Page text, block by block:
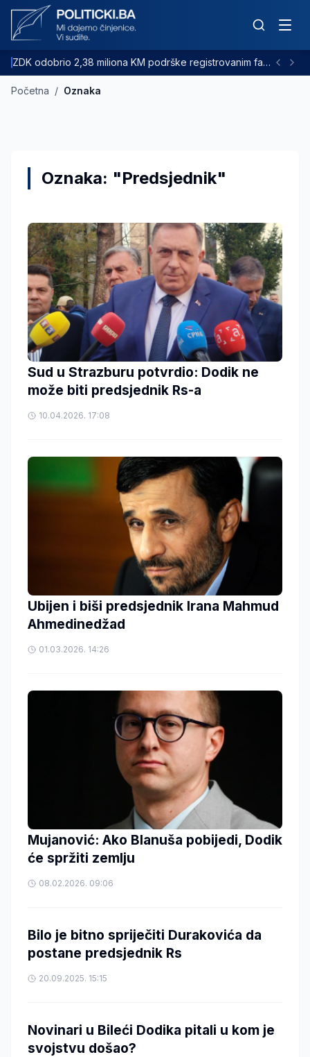
ZDK odobrio 2,38 miliona KM podrške registrovanim farmama goveda
Početna / Oznaka
Oznaka: "Predsjednik"
Sud u Strazburu potvrdio: Dodik ne
može biti predsjednik Rs-a
10.04.2026. 17:08
Ubijen i biši predsjednik Irana Mahmud
Ahmedinedžad
01.03.2026. 14:26
Mujanović: Ako Blanuša pobijedi, Dodik
će spržiti zemlju
08.02.2026. 09:06
Bilo je bitno spriječiti Durakovića da
postane predsjednik Rs
20.09.2025. 15:15
Novinari u Bileći Dodika pitali u kom je
svojstvu došao?